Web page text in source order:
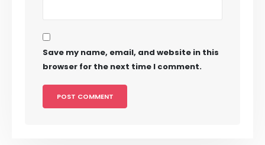
Save my name, email, and website in this
browser for the next time I comment.